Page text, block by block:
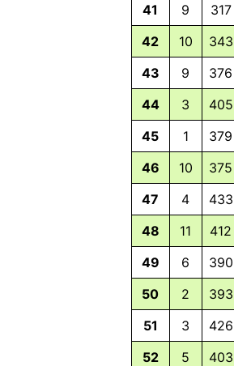
41
9 317
42
10 343
43
9 376
44
3 405
45
1 379
46
10 375
47
4 433
48
11 412
49
6 390
50
2 393
51
3 426
52
5 403